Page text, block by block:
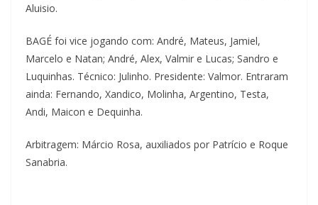
Aluisio.
BAGÉ foi vice jogando com: André, Mateus, Jamiel,
Marcelo e Natan; André, Alex, Valmir e Lucas; Sandro e
Luquinhas. Técnico: Julinho. Presidente: Valmor. Entraram
ainda: Fernando, Xandico, Molinha, Argentino, Testa,
Andi, Maicon e Dequinha.
Arbitragem: Márcio Rosa, auxiliados por Patrício e Roque
Sanabria.